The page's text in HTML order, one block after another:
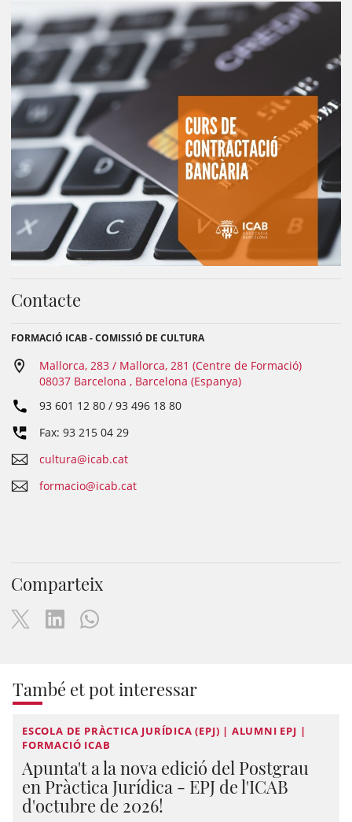
Contacte
FORMACIÓ ICAB - COMISSIÓ DE CULTURA
Mallorca, 283 / Mallorca, 281 (Centre de Formació)
08037 Barcelona , Barcelona (Espanya)
93 601 12 80 / 93 496 18 80
Fax: 93 215 04 29
cultura@icab.cat
formacio@icab.cat
Comparteix
També et pot interessar
ESCOLA DE PRÀCTICA JURÍDICA (EPJ) | ALUMNI EPJ |
FORMACIÓ ICAB
Apunta't a la nova edició del Postgrau
en Pràctica Jurídica - EPJ de l'ICAB
d'octubre de 2026!